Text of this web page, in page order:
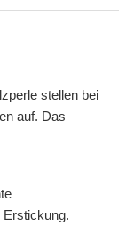
stellen bei
auf. Das